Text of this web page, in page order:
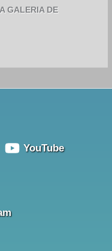
GALERIA DE
YouTube